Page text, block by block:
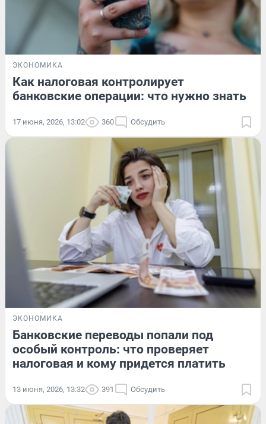
ЭКОНОМИКА
Как налоговая контролирует
банковские операции: что нужно знать
17 июня, 2026, 13:02 360 Обсудить
ЭКОНОМИКА
Банковские переводы попали под
особый контроль: что проверяет
налоговая и кому придется платить
13 июня, 2026, 13:32 391 Обсудить